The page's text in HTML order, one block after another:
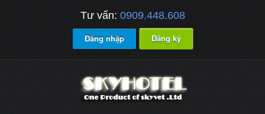
Tư vấn: 0909.448.608
Đăng nhập Đăng ký